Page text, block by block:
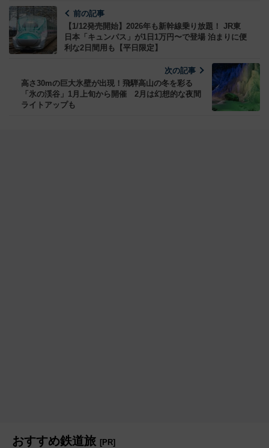
前の記事
【1/12発売開始】2026年も新幹線乗り放題！ JR東
日本「キュンパス」が1日1万円〜で登場 泊まりに便
利な2日間用も【平日限定】
次の記事
高さ30mの巨大氷壁が出現！飛騨高山の冬を彩る
「氷の渓谷」1月上旬から開催 2月は幻想的な夜間
ライトアップも
おすすめ鉄道旅 [PR]